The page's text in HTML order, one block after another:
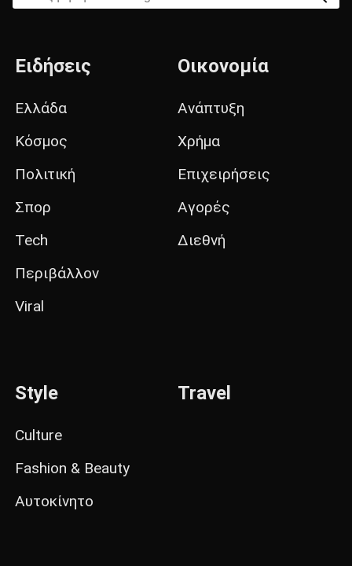
Ειδήσεις
Ελλάδα
Κόσμος
Πολιτική
Σπορ
Tech
Περιβάλλον
Viral
Οικονομία
Ανάπτυξη
Χρήμα
Επιχειρήσεις
Αγορές
Διεθνή
Style
Culture
Fashion & Beauty
Αυτοκίνητο
Travel